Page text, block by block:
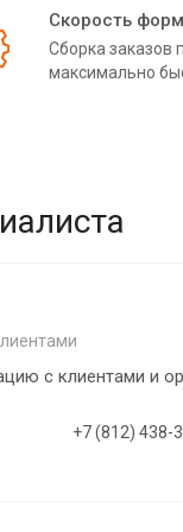
Скорость
Сборка заказов
максимально
с клиентами и
+7 (812) 438-